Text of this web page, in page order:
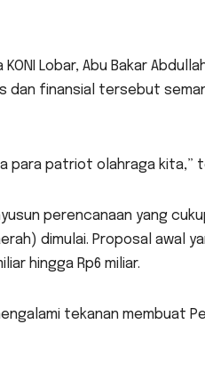
Lobar, Abu Bakar
dan finansial tersebut
patriot olahraga kita,”
perencanaan yang
dimulai. Proposal awal
hingga Rp6 miliar.
tekanan membuat